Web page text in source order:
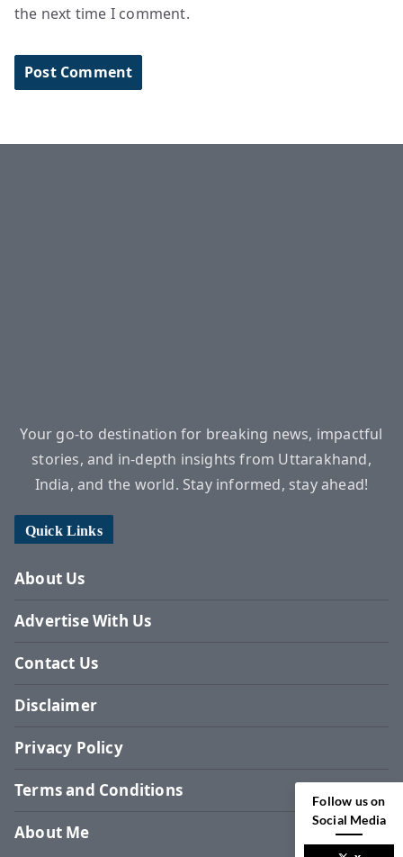
the next time I comment.
Your go-to destination for breaking news, impactful
stories, and in-depth insights from Uttarakhand,
India, and the world. Stay informed, stay ahead!
Quick Links
About Us
Advertise With Us
Contact Us
Disclaimer
Privacy Policy
Terms and Conditions
About Me
Follow us on
Social Media